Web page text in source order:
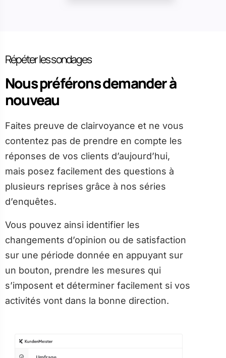
Répéter les sondages
Nous préférons demander à
nouveau
Faites preuve de clairvoyance et ne vous
contentez pas de prendre en compte les
réponses de vos clients d’aujourd’hui,
mais posez facilement des questions à
plusieurs reprises grâce à nos séries
d’enquêtes.
Vous pouvez ainsi identifier les
changements d’opinion ou de satisfaction
sur une période donnée en appuyant sur
un bouton, prendre les mesures qui
s’imposent et déterminer facilement si vos
activités vont dans la bonne direction.